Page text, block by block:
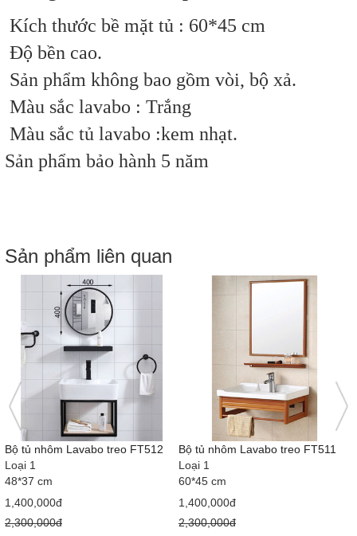
Kích thước bề mặt tủ : 60*45 cm
Độ bền cao.
Sản phẩm không bao gồm vòi, bộ xả.
Màu sắc lavabo : Trắng
Màu sắc tủ lavabo :kem nhạt.
Sản phẩm bảo hành 5 năm
Sản phẩm liên quan
Bộ tủ nhôm Lavabo treo FT512
Loại 1
48*37 cm
1,400,000đ
2,300,000đ
Bộ tủ nhôm Lavabo treo FT511
Loại 1
60*45 cm
1,400,000đ
2,300,000đ